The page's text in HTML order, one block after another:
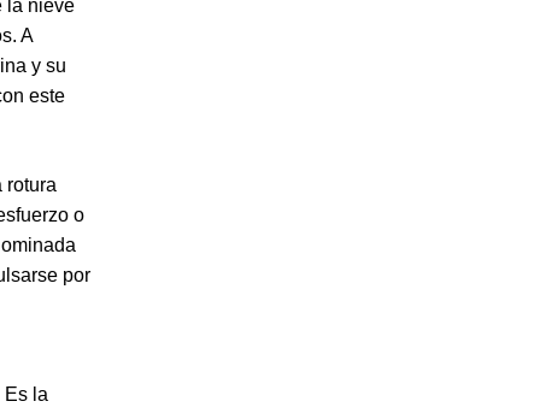
la nieve
A
y su
este
rotura
o
por
Es la